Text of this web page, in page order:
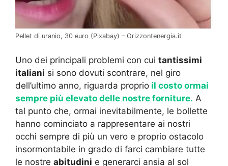
Pellet di uranio, 30 euro (Pixabay) – Orizzontenergia.it
Uno dei principali problemi con cui tantissimi
italiani si sono dovuti scontrare, nel giro
dell’ultimo anno, riguarda proprio il costo ormai
sempre più elevato delle nostre forniture. A
tal punto che, ormai inevitabilmente, le bollette
hanno cominciato a rappresentare ai nostri
occhi sempre di più un vero e proprio ostacolo
insormontabile in grado di farci cambiare tutte
le nostre abitudini e generarci ansia al sol